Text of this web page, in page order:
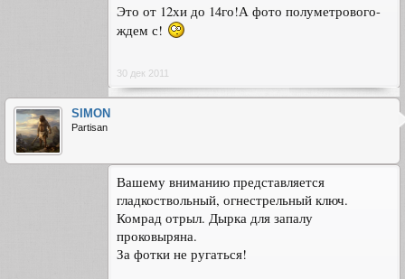
Это от 12хи до 14го!А фото полуметрового-
ждем с!
30 дек 2011
SIMON
Partisan
Вашему вниманию представляется
гладкоствольный, огнестрельный ключ.
Комрад отрыл. Дырка для запалу
проковыряна.
За фотки не ругаться!